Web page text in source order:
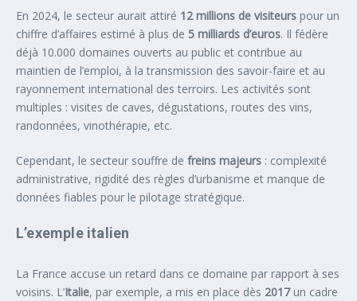
En 2024, le secteur aurait attiré 12 millions de visiteurs pour un
chiffre d’affaires estimé à plus de 5 milliards d’euros. Il fédère
déjà 10.000 domaines ouverts au public et contribue au
maintien de l’emploi, à la transmission des savoir-faire et au
rayonnement international des terroirs. Les activités sont
multiples : visites de caves, dégustations, routes des vins,
randonnées, vinothérapie, etc.
Cependant, le secteur souffre de freins majeurs : complexité
administrative, rigidité des règles d’urbanisme et manque de
données fiables pour le pilotage stratégique.
L’exemple italien
La France accuse un retard dans ce domaine par rapport à ses
voisins. L’Italie, par exemple, a mis en place dès 2017un cadre